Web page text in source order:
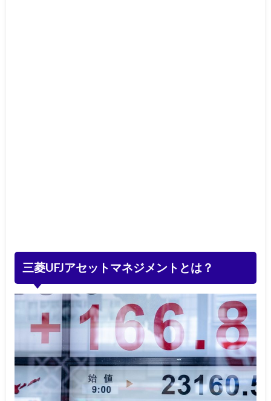
三菱UFJアセットマネジメントとは？